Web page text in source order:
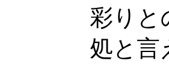
彩りと
処と言